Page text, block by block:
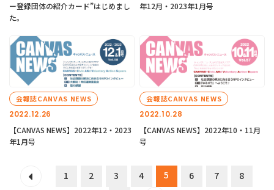
ー登録団体の紹介カード”はじめまし
た。
年12月・2023年1月号
2022.12.26
会報誌CANVAS NEWS
【CANVAS NEWS】2022年12・2023
年1月号
2022.10.28
会報誌CANVAS NEWS
【CANVAS NEWS】2022年10・11月
号
1 2 3 4 5 6 7
8